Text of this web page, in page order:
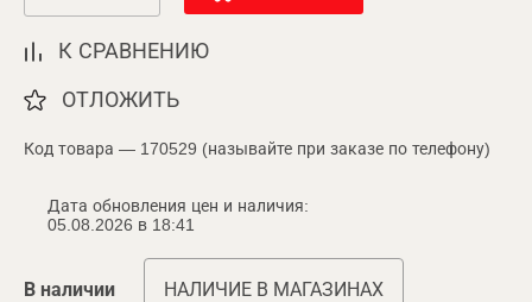
К СРАВНЕНИЮ
ОТЛОЖИТЬ
Код товара — 170529 (называйте при заказе по телефону)
Дата обновления цен и наличия:
05.08.2026 в 18:41
В наличии НАЛИЧИЕ В МАГАЗИНАХ